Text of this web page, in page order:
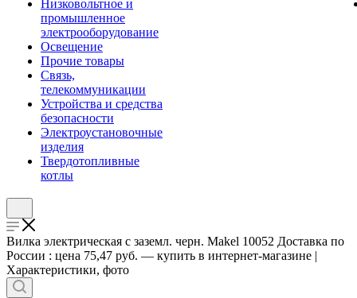
Низковольтное и
промышленное
электрооборудование
Освещение
Прочие товары
Связь,
телекоммуникации
Устройства и средства
безопасности
Электроустановочные
изделия
Твердотопливные
котлы
Вилка электрическая с заземл. черн. Makel 10052 Доставка по
России : цена 75,47 руб. — купить в интернет-магазине |
Характеристики, фото